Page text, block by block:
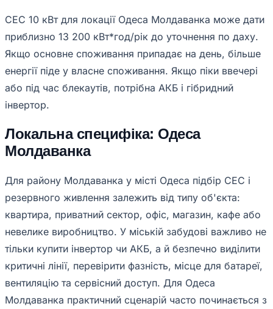
СЕС 10 кВт для локації Одеса Молдаванка може дати
приблизно 13 200 кВт*год/рік до уточнення по даху.
Якщо основне споживання припадає на день, більше
енергії піде у власне споживання. Якщо піки ввечері
або під час блекаутів, потрібна АКБ і гібридний
інвертор.
Локальна специфіка: Одеса
Молдаванка
Для району Молдаванка у місті Одеса підбір СЕС і
резервного живлення залежить від типу об'єкта:
квартира, приватний сектор, офіс, магазин, кафе або
невелике виробництво. У міській забудові важливо не
тільки купити інвертор чи АКБ, а й безпечно виділити
критичні лінії, перевірити фазність, місце для батареї,
вентиляцію та сервісний доступ. Для Одеса
Молдаванка практичний сценарій часто починається з